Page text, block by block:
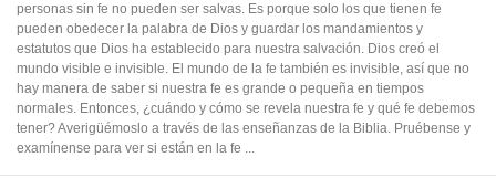
personas sin fe no pueden ser salvas. Es porque solo los que tienen fe
pueden obedecer la palabra de Dios y guardar los mandamientos y
estatutos que Dios ha establecido para nuestra salvación. Dios creó el
mundo visible e invisible. El mundo de la fe también es invisible, así que no
hay manera de saber si nuestra fe es grande o pequeña en tiempos
normales. Entonces, ¿cuándo y cómo se revela nuestra fe y qué fe debemos
tener? Averigüémoslo a través de las enseñanzas de la Biblia. Pruébense y
examínense para ver si están en la fe ...